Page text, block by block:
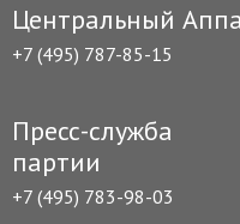
Центральный
+7 (495) 787-85-15
Пресс-служба
партии
+7 (495) 783-98-03